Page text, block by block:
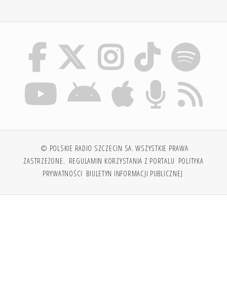
© POLSKIE RADIO SZCZECIN SA. WSZYSTKIE PRAWA
ZASTRZEŻONE. REGULAMIN KORZYSTANIA Z PORTALU POLITYKA
PRYWATNOŚCI BIULETYN INFORMACJI PUBLICZNEJ